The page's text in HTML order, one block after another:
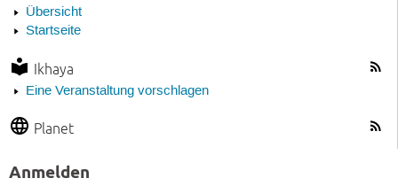
Übersicht
Startseite
Ikhaya
Eine Veranstaltung vorschlagen
Planet
Anmelden